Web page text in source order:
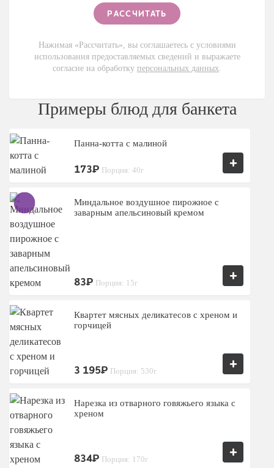
Нажимая «Рассчитать», вы соглашаетесь с условиями
использования предоставляемых сведений и выражаете
согласие на обработку персональных данных.
Примеры блюд для банкета
Панна-котта с малиной
173₽ Порция: 40г +
Миндальное воздушное пирожное с
заварным апельсиновый кремом
83₽ Порция: 15г +
Квартет мясных деликатесов с хреном и
горчицей
3 195₽ Порция: 530г +
Нарезка из отварного говяжьего языка с
хреном
834₽ Порция: 170г +